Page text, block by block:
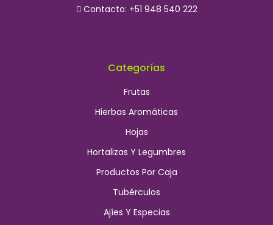
Contacto: +51 948 540 222
Categorías
Frutas
Hierbas Aromáticas
Hojas
Hortalizas Y Legumbres
Productos Por Caja
Tubérculos
Ajíes Y Especias